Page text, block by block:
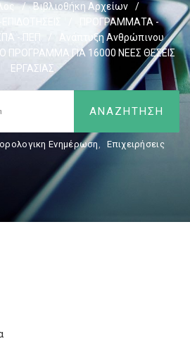
/ Βιβλιοθήκη Αρχείων
/
ΠΡΟΓΡΑΜΜΑΤΑ -
- ΠΕΠ /
Ανάπτυξη Ανθρώπινου
ΠΡΟΓΡΑΜΜΑ ΓΙΑ 16000 ΝΕΕΣ ΘΕΣΕΙΣ
ΕΡΓΑΣΙΑΣ
Ενημέρωση, Επιχειρήσεις